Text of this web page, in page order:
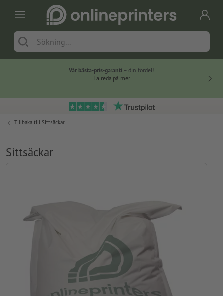
Vår bästa-pris-garanti – din fördel!
Ta reda på mer
Tillbaka till Sittsäckar
Sittsäckar